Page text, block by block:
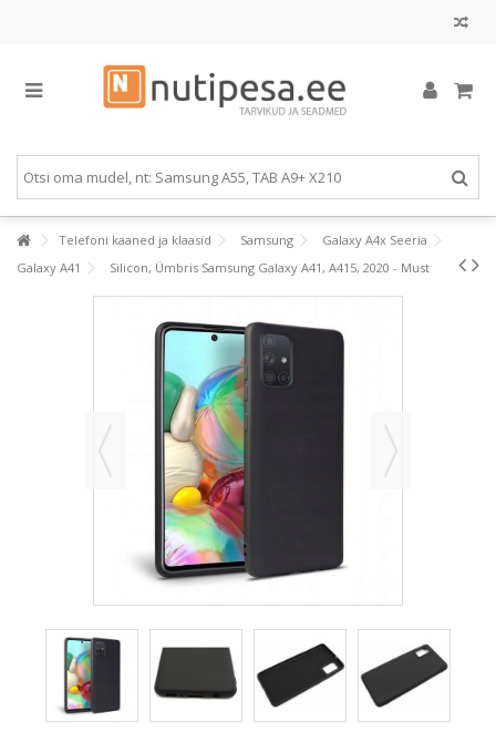
Telefoni kaaned ja klaasid Samsung
Galaxy A4x Seeria
Galaxy A41
Silicon, Ümbris Samsung Galaxy A41, A415, 2020 - Must